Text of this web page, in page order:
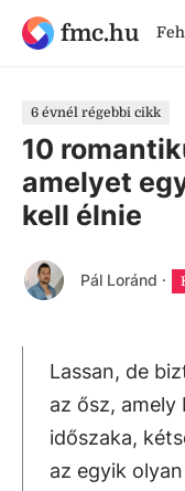
fmc.hu
6 évnél régebbi cikk
10
amelyet
kell élnie
Pál Loránd ·
Lassan, de
az ősz, amely
időszaka,
az egyik